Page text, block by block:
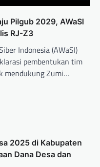
Pilgub 2029, AWaSI
RJ-Z3
Indonesia (AWaSI)
pembentukan tim
mendukung Zumi…
2025 di Kabupaten
Dana Desa dan